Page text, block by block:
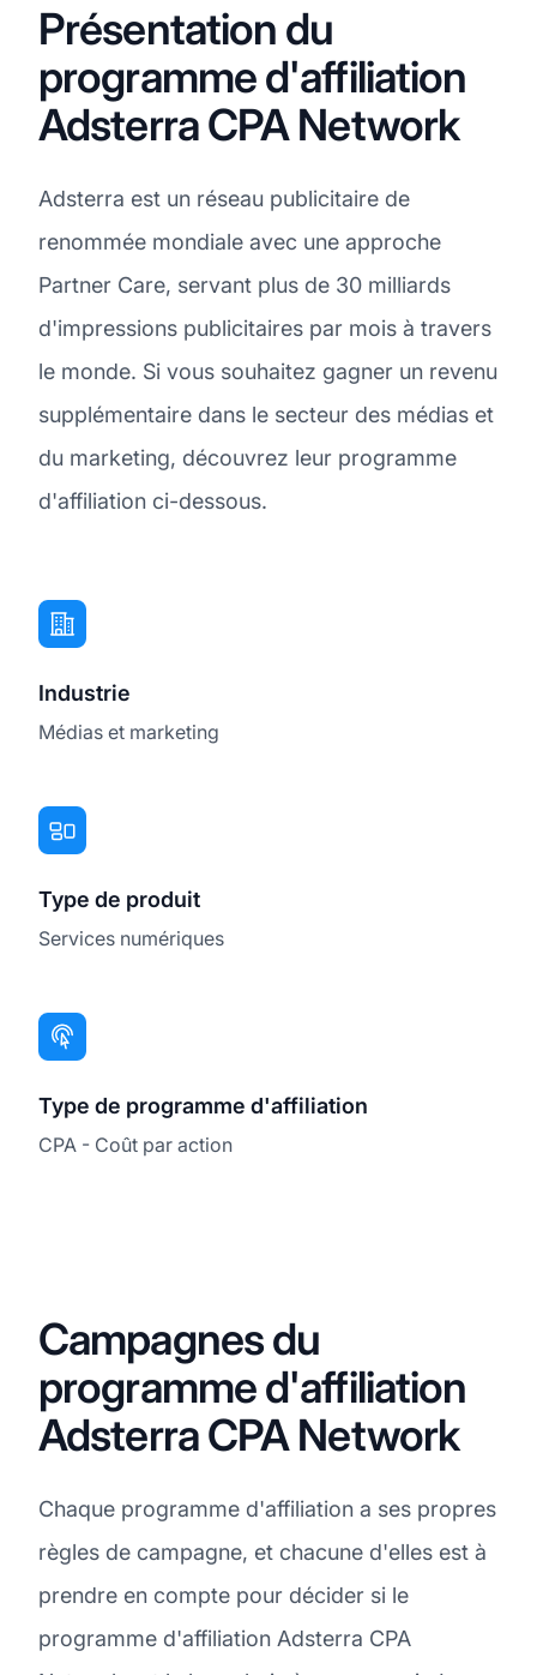
Présentation du
programme d'affiliation
Adsterra CPA Network
Adsterra est un réseau publicitaire de
renommée mondiale avec une approche
Partner Care, servant plus de 30 milliards
d'impressions publicitaires par mois à travers
le monde. Si vous souhaitez gagner un revenu
supplémentaire dans le secteur des médias et
du marketing, découvrez leur programme
d'affiliation ci-dessous.
Industrie
Médias et marketing
Type de produit
Services numériques
Type de programme d'affiliation
CPA - Coût par action
Campagnes du
programme d'affiliation
Adsterra CPA Network
Chaque programme d'affiliation a ses propres
règles de campagne, et chacune d'elles est à
prendre en compte pour décider si le
programme d'affiliation Adsterra CPA